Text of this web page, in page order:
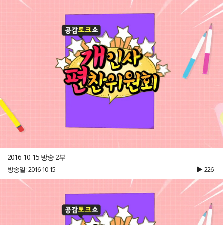
2016-10-15 방송 2부
방송일 : 2016-10-15 226